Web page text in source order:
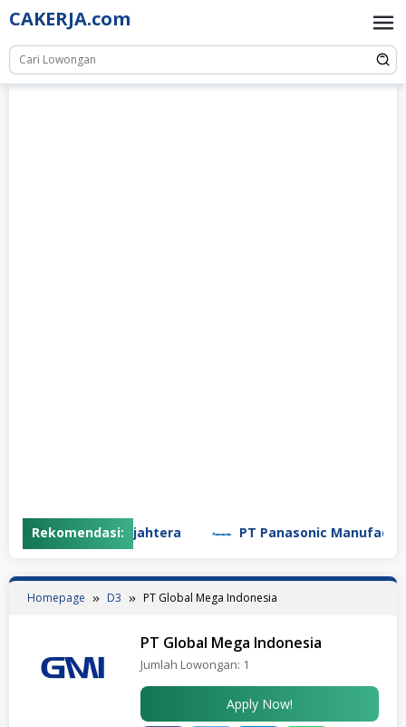
Skip
to
content
CAKERJA.com
Rekomendasi:
Pratama Sejahtera PT Panasonic
Homepage D3 PT Global Mega Indonesia
PT Global Mega Indonesia
Jumlah Lowongan: 1
Apply Now!